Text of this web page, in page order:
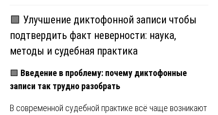
🟩 Улучшение диктофонной записи чтобы
подтвердить факт неверности: наука,
методы и судебная практика
🟩 Введение в проблему: почему диктофонные
записи так трудно разобрать
В современной судебной практике всё чаще возникают